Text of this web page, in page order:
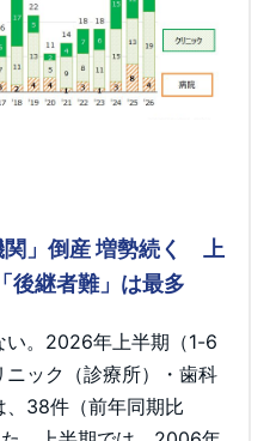
」倒産 増勢続く 上
後継者難」は最多
い。2026年上半期（1-6
ニック（診療所）・歯科
、38件（前年同期比